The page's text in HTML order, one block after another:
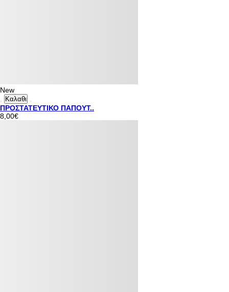
New
Καλαθι
ΠΡΟΣΤΑΤΕΥΤΙΚΟ ΠΑΠΟΥΤ..
8,00€